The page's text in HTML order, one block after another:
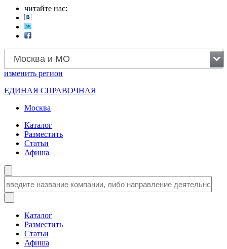
читайте нас:
Москва и МО
изменить регион
ЕДИНАЯ СПРАВОЧНАЯ
Москва
Каталог
Разместить
Статьи
Афиша
Каталог
Разместить
Статьи
Афиша